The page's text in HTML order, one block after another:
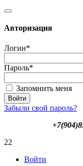
Авторизация
Логин*
Пароль*
Запомнить меня
Забыли свой пароль?
22
Войти